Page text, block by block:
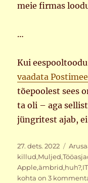
meie firmas
…
Kui
vaadata
tõepoolest sees
ta oli – aga
jüngritest ajab,
Postitatud
27. dets. 2022
killud,Muljed,
Apple,ämbrid,huh?,IT
kohta on 3